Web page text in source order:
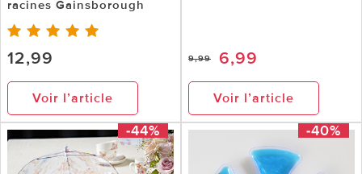
racines Gainsborough
12,99
Voir l’article
9,99 6,99
Voir l’article
-44% -40%